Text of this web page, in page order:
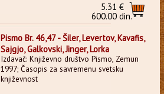
5.31 €
600.00 din.
Pismo Br. 46,47 - Šiler, Levertov, Kavafis,
Sajgjo, Galkovski, Jinger, Lorka
Izdavač: Književno društvo Pismo, Zemun
1997; Časopis za savremenu svetsku
književnost